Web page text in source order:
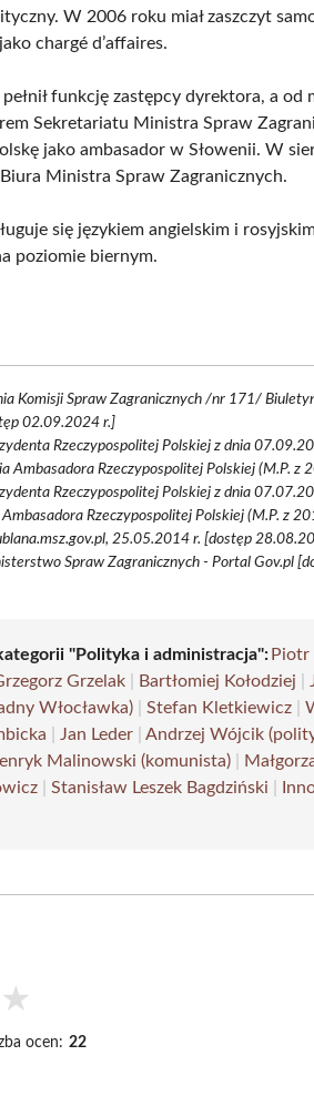
W 2006 roku miał zaszczyt
chargé d’affaires.
funkcję zastępcy dyrektora, a od
Sekretariatu Ministra Spraw
jako ambasador w Słowenii. W
Ministra Spraw Zagranicznych.
się językiem angielskim i
poziomie biernym.
Komisji Spraw Zagranicznych /nr 171/
02.09.2024 r.]
Rzeczypospolitej Polskiej z dnia
Ambasadora Rzeczypospolitej Polskiej (M.P. z
Rzeczypospolitej Polskiej z dnia
Rzeczypospolitej Polskiej (M.P. z
25.05.2014 r. [dostęp
Spraw Zagranicznych - Portal Gov.pl
"Polityka i administracja":Piotr
Grzelak Bartłomiej Kołodziej
Włocławka) |Stefan Kletkiewicz |
Jan Leder |Andrzej Wójcik
Malinowski (komunista)
|Stanisław Leszek Bagdziński
★
ocen: 22